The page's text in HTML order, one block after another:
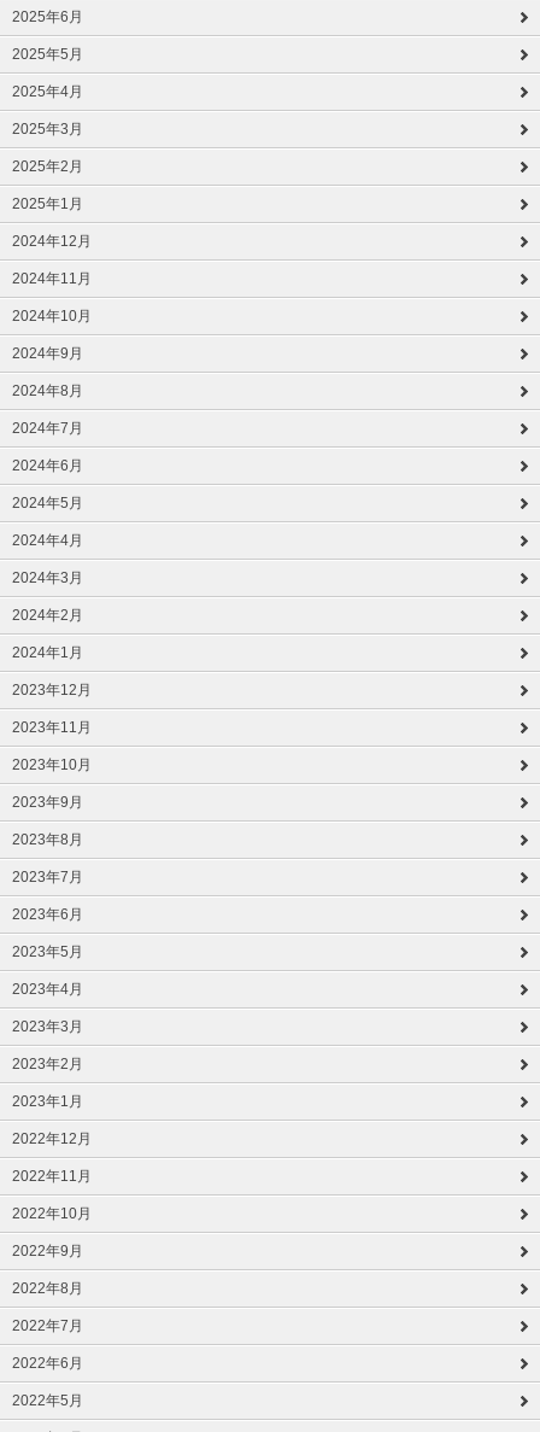
2025年6月
2025年5月
2025年4月
2025年3月
2025年2月
2025年1月
2024年12月
2024年11月
2024年10月
2024年9月
2024年8月
2024年7月
2024年6月
2024年5月
2024年4月
2024年3月
2024年2月
2024年1月
2023年12月
2023年11月
2023年10月
2023年9月
2023年8月
2023年7月
2023年6月
2023年5月
2023年4月
2023年3月
2023年2月
2023年1月
2022年12月
2022年11月
2022年10月
2022年9月
2022年8月
2022年7月
2022年6月
2022年5月